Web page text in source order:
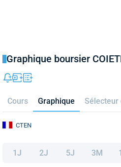
Graphique boursier
Cours Graphique Sélecteur
CTEN
1J 2J 5J 3M